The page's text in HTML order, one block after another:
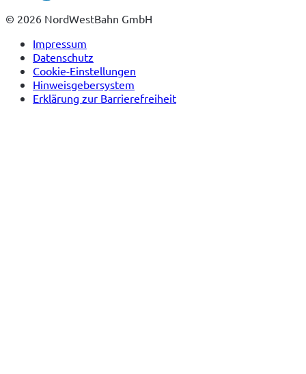
© 2026 NordWestBahn GmbH
Impressum
Datenschutz
Cookie-Einstellungen
Hinweisgebersystem
Erklärung zur Barrierefreiheit